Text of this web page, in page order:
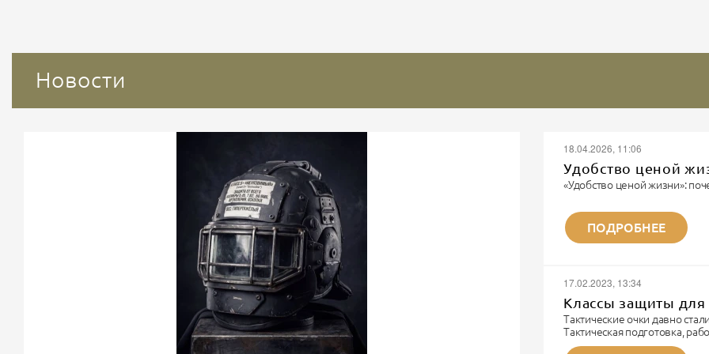
Новости
18.04.2026, 11:06
Удобство ценой
«Удобство ценой жизни»:
Записки военного
«Я видел многое. Но каждый
не забывается. Потому что
ПОДРОБНЕЕ
17.02.2023, 13:34
Классы защиты для
Тактические очки давно
Тактическая подготовка,
технике и непосредственно